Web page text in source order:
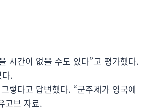
시간이 없을 수도 있다”고 평가했다.
.
렇다고 답변했다. “군주제가 영국에
고브 자료.